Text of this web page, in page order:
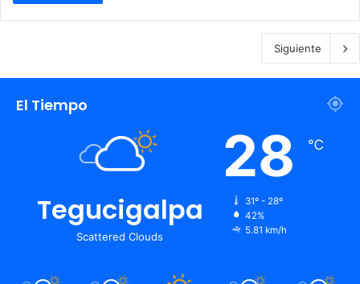
Siguiente
El Tiempo
Tegucigalpa
Scattered Clouds
28 ℃
31º - 28º
42%
5.81 km/h